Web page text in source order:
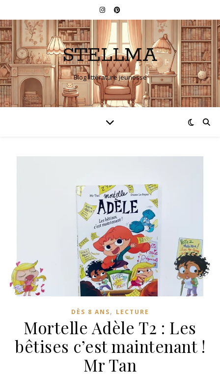
STELLMA
Blog littérature jeunesse
DÈS 8 ANS, LECTURE
Mortelle Adèle T2 : Les
bêtises c’est maintenant !
Mr Tan